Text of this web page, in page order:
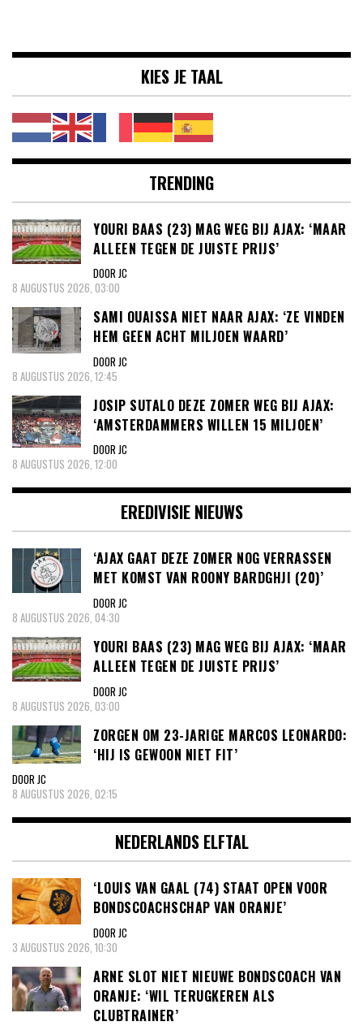
KIES JE TAAL
TRENDING
YOURI BAAS (23) MAG WEG BIJ AJAX: ‘MAAR
ALLEEN TEGEN DE JUISTE PRIJS’
DOOR JC
8 AUGUSTUS 2026, 03:00
SAMI OUAISSA NIET NAAR AJAX: ‘ZE VINDEN
HEM GEEN ACHT MILJOEN WAARD’
DOOR JC
8 AUGUSTUS 2026, 12:45
JOSIP SUTALO DEZE ZOMER WEG BIJ AJAX:
‘AMSTERDAMMERS WILLEN 15 MILJOEN’
DOOR JC
8 AUGUSTUS 2026, 12:00
EREDIVISIE NIEUWS
‘AJAX GAAT DEZE ZOMER NOG VERRASSEN
MET KOMST VAN ROONY BARDGHJI (20)’
DOOR JC
8 AUGUSTUS 2026, 04:30
YOURI BAAS (23) MAG WEG BIJ AJAX: ‘MAAR
ALLEEN TEGEN DE JUISTE PRIJS’
DOOR JC
8 AUGUSTUS 2026, 03:00
ZORGEN OM 23-JARIGE MARCOS LEONARDO:
‘HIJ IS GEWOON NIET FIT’
DOOR JC
8 AUGUSTUS 2026, 02:15
NEDERLANDS ELFTAL
‘LOUIS VAN GAAL (74) STAAT OPEN VOOR
BONDSCOACHSCHAP VAN ORANJE’
DOOR JC
3 AUGUSTUS 2026, 10:30
ARNE SLOT NIET NIEUWE BONDSCOACH VAN
ORANJE: ‘WIL TERUGKEREN ALS
CLUBTRAINER’